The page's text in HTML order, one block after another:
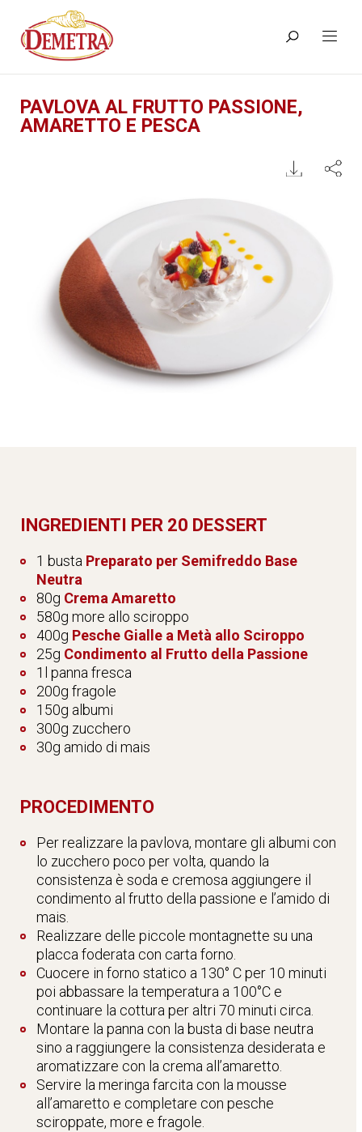
PAVLOVA AL FRUTTO PASSIONE,
AMARETTO E PESCA
INGREDIENTI PER 20 DESSERT
1 busta Preparato per Semifreddo Base
Neutra
80g Crema Amaretto
580g more allo sciroppo
400g Pesche Gialle a Metà allo Sciroppo
25g Condimento al Frutto della Passione
1l panna fresca
200g fragole
150g albumi
300g zucchero
30g amido di mais
PROCEDIMENTO
Per realizzare la pavlova, montare gli albumi con
lo zucchero poco per volta, quando la
consistenza è soda e cremosa aggiungere il
condimento al frutto della passione e l’amido di
mais.
Realizzare delle piccole montagnette su una
placca foderata con carta forno.
Cuocere in forno statico a 130° C per 10 minuti
poi abbassare la temperatura a 100°C e
continuare la cottura per altri 70 minuti circa.
Montare la panna con la busta di base neutra
sino a raggiungere la consistenza desiderata e
aromatizzare con la crema all’amaretto.
Servire la meringa farcita con la mousse
all’amaretto e completare con pesche
sciroppate, more e fragole.